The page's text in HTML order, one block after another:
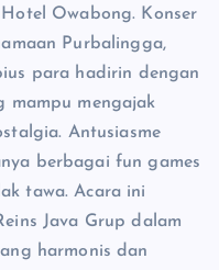
Owabong. Konser
Purbalingga,
para hadirin dengan
mampu mengajak
Antusiasme
berbagai fun games
tawa. Acara ini
Java Grup dalam
harmonis dan